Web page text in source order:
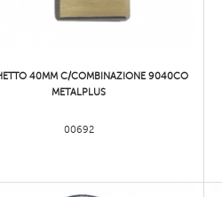
40MM C/COMBINAZIONE 9040CO
METALPLUS
00692